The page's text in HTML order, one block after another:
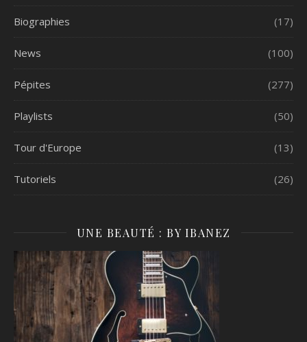
Biographies (17)
News (100)
Pépites (277)
Playlists (50)
Tour d'Europe (13)
Tutoriels (26)
UNE BEAUTÉ : BY IBANEZ